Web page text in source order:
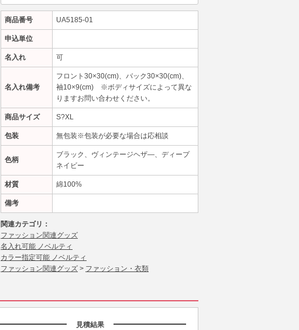
商品番号 UA5185-01
申込単位
名入れ 可
名入れ備考
フロント30×30(cm)、バック30×30(cm)、
袖10×9(cm) ※ボディサイズによって異な
りますお問い合わせください。
商品サイズ S?XL
包装 無包装※包装が必要な場合は応相談
色柄
ブラック、ヴィンテージヘザ—、ディープ
ネイビー
材質 綿100%
備考
関連カテゴリ：
ファッション関連グッズ
名入れ可能 ノベルティ
カラー指定可能 ノベルティ
ファッション関連グッズ > ファッション・衣類
見積結果